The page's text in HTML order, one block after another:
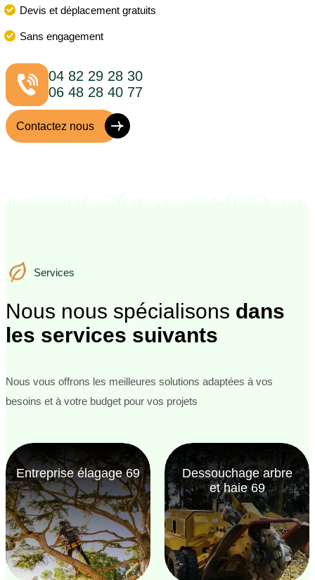
Devis et déplacement gratuits
Sans engagement
04 82 29 28 30
06 48 28 40 77
Contactez nous
Services
Services
Nous nous spécialisons dans
les services suivants
Nous vous offrons les meilleures solutions adaptées à vos
besoins et à votre budget pour vos projets
Entreprise élagage 69
Dessouchage arbre
et haie 69